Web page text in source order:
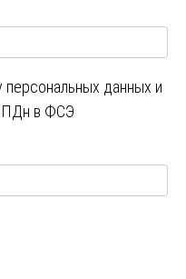
персональных данных и
ПДн в ФСЭ